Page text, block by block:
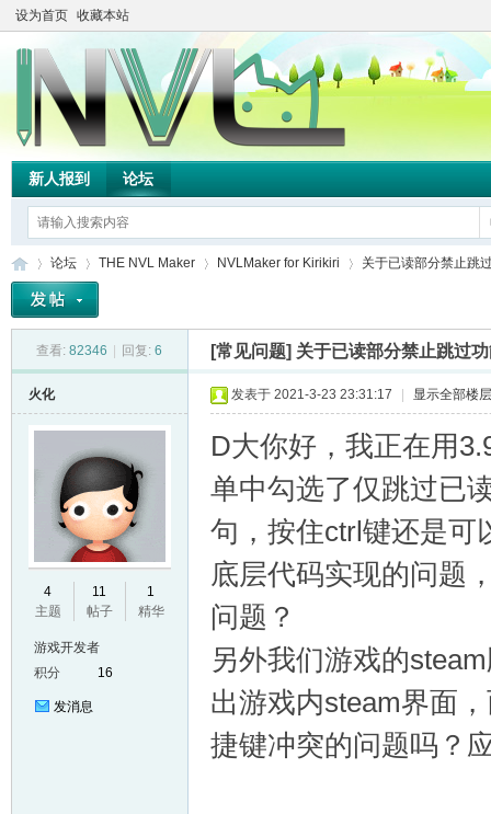
设为首页 收藏本站
新人报到 论坛
论坛
›
THE NVL Maker NVLMaker for Kirikiri
›
关于已读部分禁止跳
查看: 82346 回复: 6 [常见问题] 关于已读部分禁止跳过
火化
4
主题
11
帖子
1
精华
游戏开发者
积分
16
发消息
发表于 2021-3-23 23:31:17 显示全部楼层
D大你好，我正在用
单中勾选了仅跳过已
句，按住ctrl键还是可
底层代码实现的问题
问题？
另外我们游戏的
出游戏内steam界面
捷键冲突的问题吗？